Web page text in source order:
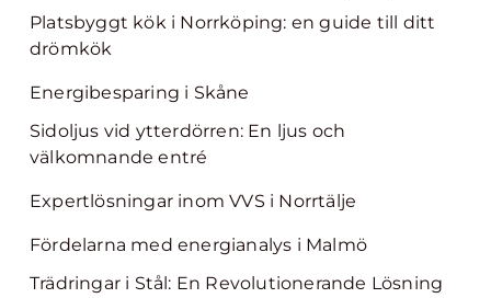
Platsbyggt kök i Norrköping: en guide till ditt
drömkök
Energibesparing i Skåne
Sidoljus vid ytterdörren: En ljus och
välkomnande entré
Expertlösningar inom VVS i Norrtälje
Fördelarna med energianalys i Malmö
Trädringar i Stål: En Revolutionerande Lösning